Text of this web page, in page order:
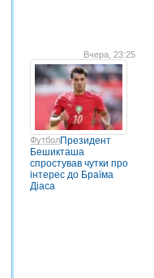
Вчера, 23:25
ФутболПрезидент
Бешикташа
спростував чутки про
інтерес до Браїма
Діаса